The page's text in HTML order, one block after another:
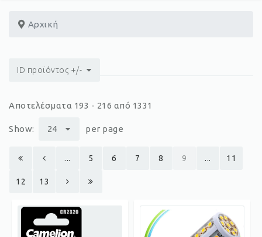
Αρχική
ID προϊόντος +/-
Αποτελέσματα 193 - 216 από 1331
Show: 24 per page
... 5 6 7 8 9 ... 11
12 13